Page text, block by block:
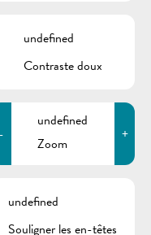
des contacts, des
dans
|
les arrêts de bus
undefined
Contraste doux
-
undefined
Zoom
+
undefined
Souligner les en-têtes